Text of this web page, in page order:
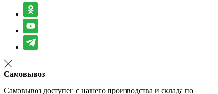
Самовывоз
Самовывоз доступен с нашего производства и склада по